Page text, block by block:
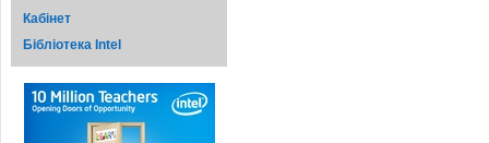
Кабінет
Бібліотека Intel